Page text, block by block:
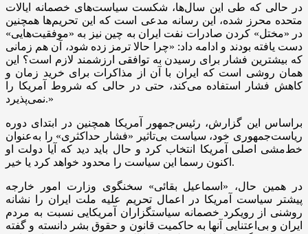
در حالی که طی این سال‌ها، شکست سیاست‌های خصمانه ایالات
متحده محرز شده، این رسانه مدعی است که این تحریم‌ها همچنین
در «مختل» کردن صادرات نفت ایران به چین نیز به «موفقیت‌هایی»
دست یافته بودند و ادامه داد: «چرا حالا ترمز زده شود، آن هم زمانی
که بیشترین فشار برای رسیدن به توافقی ارزشمند لازم است؟ این
همان روشی است که ایران با آن از مذاکرات برای خرید زمان و
کاهش فشار استفاده می‌کند، حتی در حالی که شروط آمریکا را
نمی‌پذیرد.»
براساس این گزارش، رئیس‌جمهور آمریکا همچنین در ابتدای دوره
ریاست‌جمهوری خود، سیاست بی‌تاثیر «فشار حداکثری» را به‌عنوان
خط‌مشی اصلی آمریکا انتخاب کرد و حال باید دید که آیا دولت او
اکنون رسما این سیاست را محدود خواهد کرد یا خیر.
در همین حال، «اسماعیل بقائی» سخنگوی وزارت امور خارجه
پیشتر سیاست آمریکا در اعمال تحریم علیه ملت ایران را نشانه
روشنی از رویکرد خصمانه سیاستگزاران آمریکایی نسبت به مردم
ایران و بی‌اعتنایی آنها به حاکمیت قانون و حقوق بشر دانسته و گفته